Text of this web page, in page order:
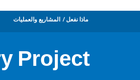
ماذا نفعل المشاريع والعمليات
Project